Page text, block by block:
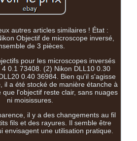
autres articles similaires ! État :
Objectif de microscope inversé,
de 3 pièces.
pour les microscopes inversés
4 0.1 73408. (2) Nikon DLL10 0.30
0.40 36984. Bien qu'il s'agisse
il a été stocké de manière étanche à
que l'objectif reste clair, sans nuages
ni moisissures.
il y a des changements au fil
fils et des rayures. Il semble être
envisagent une utilisation pratique.